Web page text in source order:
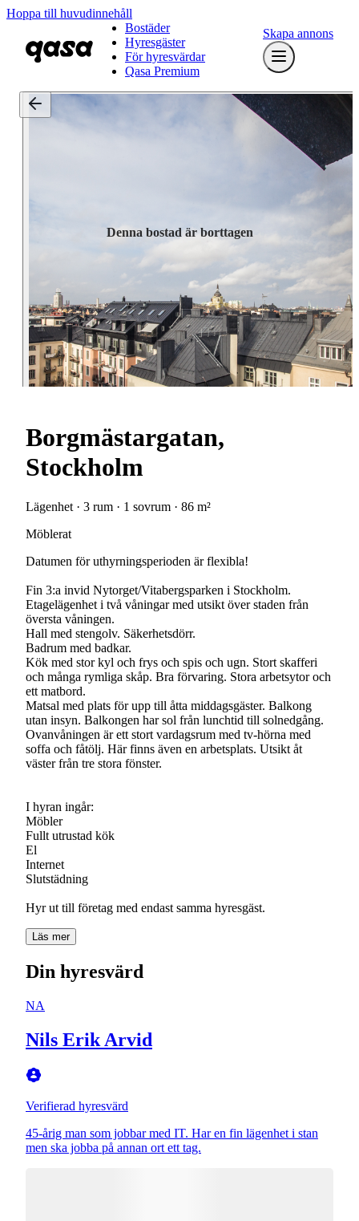
Hoppa till huvudinnehåll
Bostäder
Hyresgäster
För hyresvärdar
Qasa Premium
Skapa annons
Denna bostad är borttagen
Borgmästargatan,
Stockholm
Lägenhet · 3 rum · 1 sovrum · 86 m²
Möblerat
Datumen för uthyrningsperioden är flexibla!
Fin 3:a invid Nytorget/Vitabergsparken i Stockholm.
Etagelägenhet i två våningar med utsikt över staden från
översta våningen.
Hall med stengolv. Säkerhetsdörr.
Badrum med badkar.
Kök med stor kyl och frys och spis och ugn. Stort skafferi
och många rymliga skåp. Bra förvaring. Stora arbetsytor och
ett matbord.
Matsal med plats för upp till åtta middagsgäster. Balkong
utan insyn. Balkongen har sol från lunchtid till solnedgång.
Ovanvåningen är ett stort vardagsrum med tv-hörna med
soffa och fåtölj. Här finns även en arbetsplats. Utsikt åt
väster från tre stora fönster.
I hyran ingår:
Möbler
Fullt utrustad kök
El
Internet
Slutstädning
Läs mer
Din hyresvärd
NA
Nils Erik Arvid
Verifierad hyresvärd
45-årig man som jobbar med IT. Har en fin lägenhet i stan
men ska jobba på annan ort ett tag.